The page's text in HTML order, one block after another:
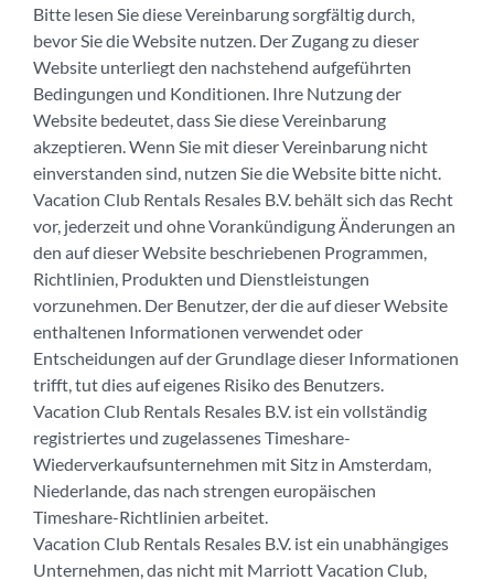
Bitte lesen Sie diese Vereinbarung sorgfältig durch,
bevor Sie die Website nutzen. Der Zugang zu dieser
Website unterliegt den nachstehend aufgeführten
Bedingungen und Konditionen. Ihre Nutzung der
Website bedeutet, dass Sie diese Vereinbarung
akzeptieren. Wenn Sie mit dieser Vereinbarung nicht
einverstanden sind, nutzen Sie die Website bitte nicht.
Vacation Club Rentals Resales B.V. behält sich das Recht
vor, jederzeit und ohne Vorankündigung Änderungen an
den auf dieser Website beschriebenen Programmen,
Richtlinien, Produkten und Dienstleistungen
vorzunehmen. Der Benutzer, der die auf dieser Website
enthaltenen Informationen verwendet oder
Entscheidungen auf der Grundlage dieser Informationen
trifft, tut dies auf eigenes Risiko des Benutzers.
Vacation Club Rentals Resales B.V. ist ein vollständig
registriertes und zugelassenes Timeshare-
Wiederverkaufsunternehmen mit Sitz in Amsterdam,
Niederlande, das nach strengen europäischen
Timeshare-Richtlinien arbeitet.
Vacation Club Rentals Resales B.V. ist ein unabhängiges
Unternehmen, das nicht mit Marriott Vacation Club,